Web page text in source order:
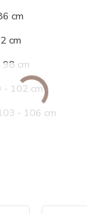
cm
cm
cm
102 cm
- 106 cm